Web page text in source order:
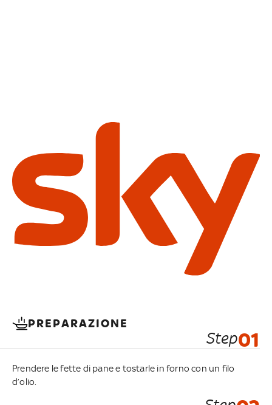
PREPARAZIONE
Step01
Prendere le fette di pane e tostarle in forno con un filo
d’olio.